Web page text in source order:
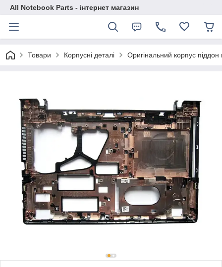
All Notebook Parts - інтернет магазин
Товари Корпусні деталі Оригінальний корпус